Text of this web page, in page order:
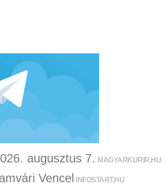
augusztus 7. MAGYARKURIR.HU
Vencel INFOSTART.HU